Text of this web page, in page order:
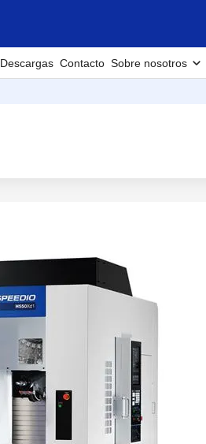
Descargas Contacto Sobre nosotros